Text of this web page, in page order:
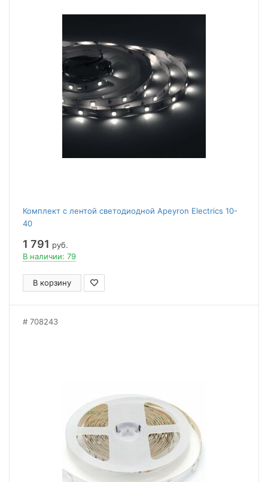
Комплект с лентой светодиодной Apeyron Electrics 10-
40
1 791 руб.
В наличии: 79
В корзину
708243